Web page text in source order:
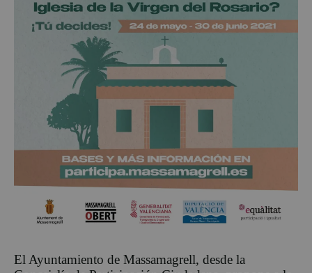
El Ayuntamiento de Massamagrell, desde la